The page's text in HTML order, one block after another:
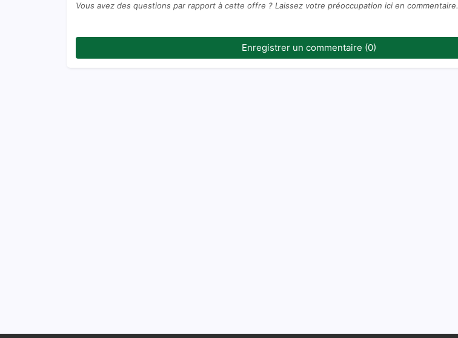
Vous avez des questions par rapport à cette offre ? Laissez votre préoccupation ici en commentaire.
Enregistrer un commentaire (0)